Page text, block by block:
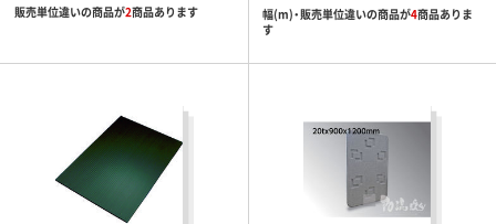
販売単位違いの商品が2商品あります 幅(m)・販売単位違いの商品が4商品ありま
す